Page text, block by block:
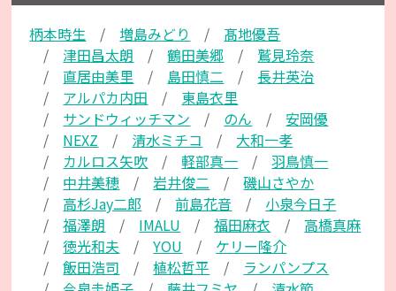
柄本時生 増島みどり
髙地優吾
津田昌太朗
鶴田美郷
鷲見玲奈
直居由美里
島田慎二
長井英治
アルパカ内田
東島衣里
サンドウィッチマン
のん
安岡優
NEXZ
清水ミチコ
大和一孝
カルロス矢吹
軽部真一
羽鳥慎一
中井美穂
岩井俊二
磯山さやか
高杉Jay二郎
前島花音
小泉今日子
福澤朗
IMALU 福田麻衣
高橋真麻
徳光和夫
YOU
ケリー隆介
飯田浩司
植松哲平
ランパンプス